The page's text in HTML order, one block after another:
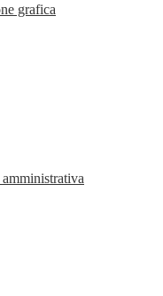
grafica